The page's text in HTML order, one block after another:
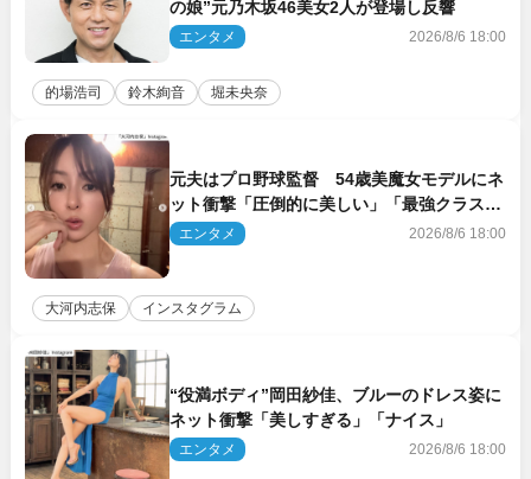
の娘”元乃木坂46美女2人が登場し反響
エンタメ 2026/8/6 18:00
的場浩司 鈴木絢音 堀未央奈
元夫はプロ野球監督 54歳美魔女モデルにネ
ット衝撃「圧倒的に美しい」「最強クラス」
「うっとり」
エンタメ 2026/8/6 18:00
大河内志保 インスタグラム
“役満ボディ”岡田紗佳、ブルーのドレス姿に
ネット衝撃「美しすぎる」「ナイス」
エンタメ 2026/8/6 18:00